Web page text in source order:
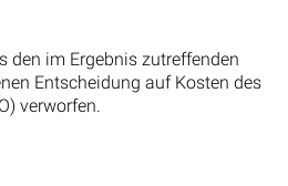
den im Ergebnis zutreffenden
Entscheidung auf Kosten des
verworfen.